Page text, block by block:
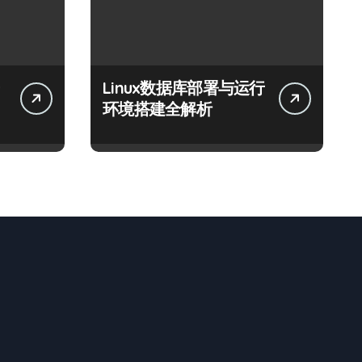
Linux数据库部署与运行
环境搭建全解析